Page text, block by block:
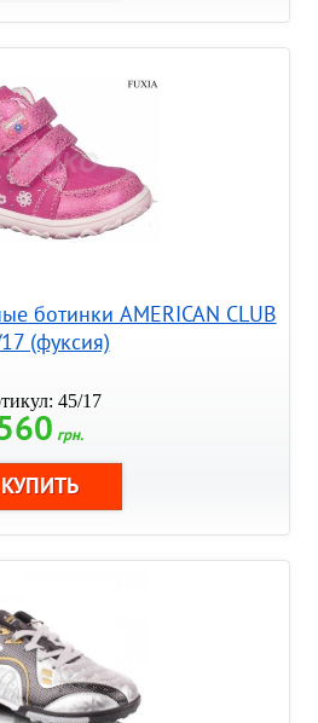
ботинки AMERICAN CLUB
(фуксия)
45/17
грн.